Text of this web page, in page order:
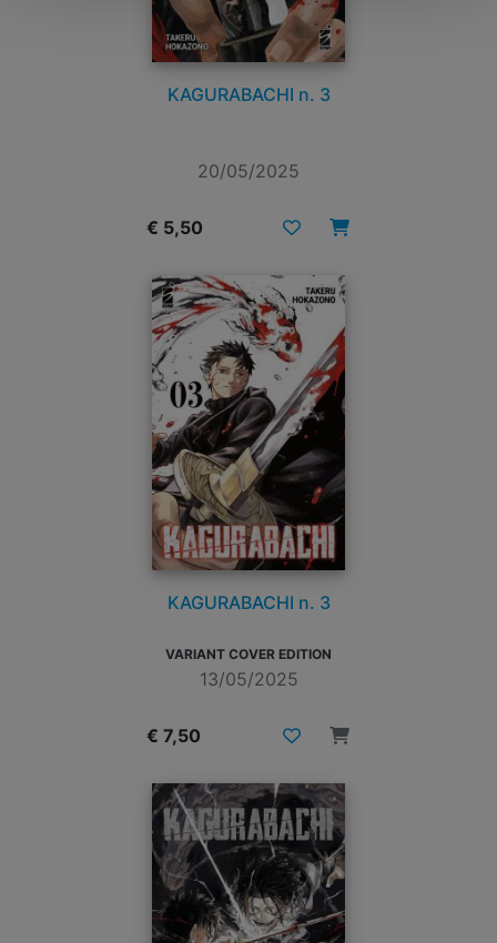
KAGURABACHI n. 3
20/05/2025
€ 5,50
KAGURABACHI n. 3
VARIANT COVER EDITION
13/05/2025
€ 7,50